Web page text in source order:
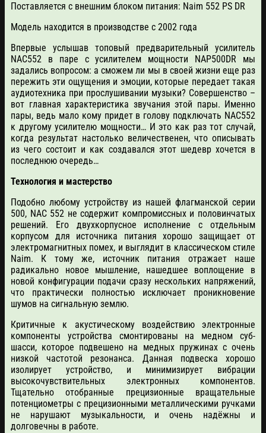
Поставляется с внешним блоком питания: Naim 552 PS DR
Модель находится в производстве с 2002 года
Впервые услышав топовый предварительный усилитель
NAC552 в паре с усилителем мощности NAP500DR мы
задались вопросом: а сможем ли мы в своей жизни еще раз
пережить эти ощущения и эмоции, которые передает такая
аудиотехника при прослушивании музыки? Совершенство –
вот главная характеристика звучания этой пары. Именно
пары, ведь мало кому придет в голову подключать NAC552
к другому усилителю мощности… И это как раз тот случай,
когда результат настолько величественен, что описывать
из чего состоит и как создавался этот шедевр хочется в
последнюю очередь…
Технология и мастерство
Подобно любому устройству из нашей флагманской серии
500, NAC 552 не содержит компромиссных и половинчатых
решений. Его двухкорпусное исполнение с отдельным
корпусом для источника питания хорошо защищает от
электромагнитных помех, и выглядит в классическом стиле
Naim. К тому же, источник питания отражает наше
радикально новое мышление, нашедшее воплощение в
новой конфигурации подачи сразу нескольких напряжений,
что практически полностью исключает проникновение
шумов на сигнальную землю.
Критичные к акустическому воздействию электронные
компоненты устройства смонтированы на медном суб-
шасси, которое подвешено на медных пружинах с очень
низкой частотой резонанса. Данная подвеска хорошо
изолирует устройство, и минимизирует вибрации
высокочувствительных электронных компонентов.
Тщательно отобранные прецизионные вращательные
потенциометры с прецизионными металлическими ручками
не нарушают музыкальности, и очень надёжны и
долговечны в работе.